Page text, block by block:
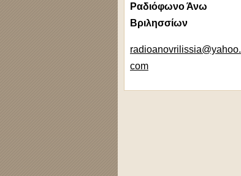
Ραδιόφωνο Άνω
Βριλησσίων
radioanovrilissia@yahoo.
com